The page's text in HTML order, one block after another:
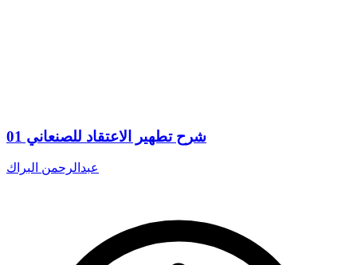
شرح تطهير الاعتقاد للصنعاني 01
عبدالرحمن البراك